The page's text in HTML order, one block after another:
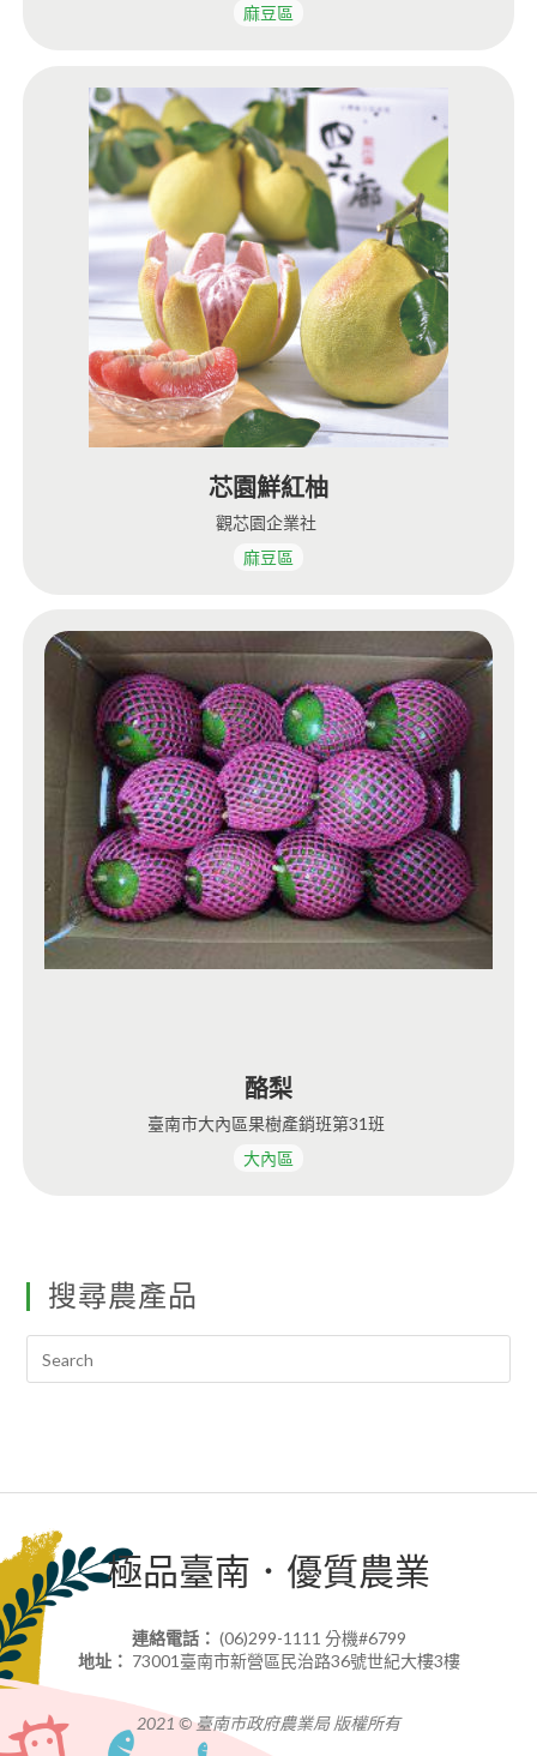
麻豆區
芯園鮮紅柚
觀芯園企業社
麻豆區
酪梨
臺南市大內區果樹產銷班第31班
大內區
搜尋農產品
極品臺南．優質農業
連絡電話： (06)299-1111 分機#6799
地址： 73001臺南市新營區民治路36號世紀大樓3樓
2021 © 臺南市政府農業局 版權所有